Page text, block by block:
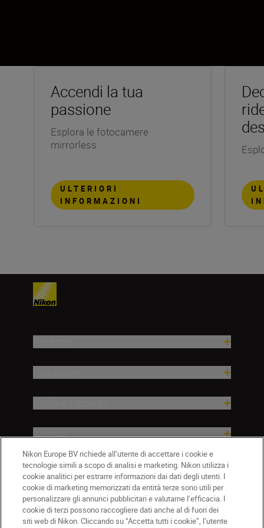
Accendi la tua
passione
Esplora le fotocamere
mirrorless
ULTERIORI
INFORMAZIONI
Azienda
Nikon Europe BV richiede all’utente di accettare i cookie e
tecnologie simili a scopo di analisi e marketing. Nikon utilizza i
cookie analitici per estrarre informazioni dai dati degli utenti. I
cookie di marketing memorizzati da entità terze sono utili per
personalizzare gli annunci pubblicitari e valutarne l’efficacia. I
cookie di terzi possono raccogliere dati anche al di fuori dei
siti web di Nikon. Cliccando su “Accetta tutti i cookie”, l’utente